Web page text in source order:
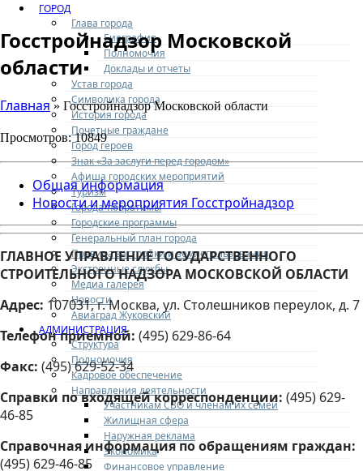
ГОРОД
Глава города
Биография
Полномочия
Доклады и отчеты
Устав города
Символика города
История города
Почетные граждане
Город героев
Знак «За заслуги перед городом»
Афиша городских мероприятий
Туризм
Города-побратимы
Городские программы
Генеральный план города
Правила застройки и землепользования
Экстренные службы
Медиа галерея
Новости
Авиаград Жуковский
АДМИНИСТРАЦИЯ
Структура
Полномочия
Кадровое обеспечение
Направления деятельности
Участникам СВО и членам их семей
Жилищная сфера
Наружная реклама
Экономика
Финансовое управление
Госстройнадзор Московской
области
Главная» Госстройнадзор Московской области
Просмотров: 10849
Общая информация
Новости и мероприятия Госстройнадзор
ГЛАВНОЕ УПРАВЛЕНИЕ ГОСУДАРСТВЕННОГО
СТРОИТЕЛЬНОГО НАДЗОРА МОСКОВСКОЙ ОБЛАСТИ
Адрес: 107031, г. Москва, ул. Столешников переулок, д. 7
Телефон приемной: (495) 629-86-64
Факс: (495) 629-52-34
Справки по входящей корреспонденции: (495) 629-
46-85
Справочная информация по обращениям граждан:
(495) 629-46-85